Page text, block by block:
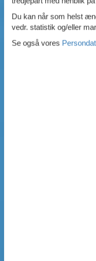
Du kan når som helst
vedr. statistik og/eller
Se også vores